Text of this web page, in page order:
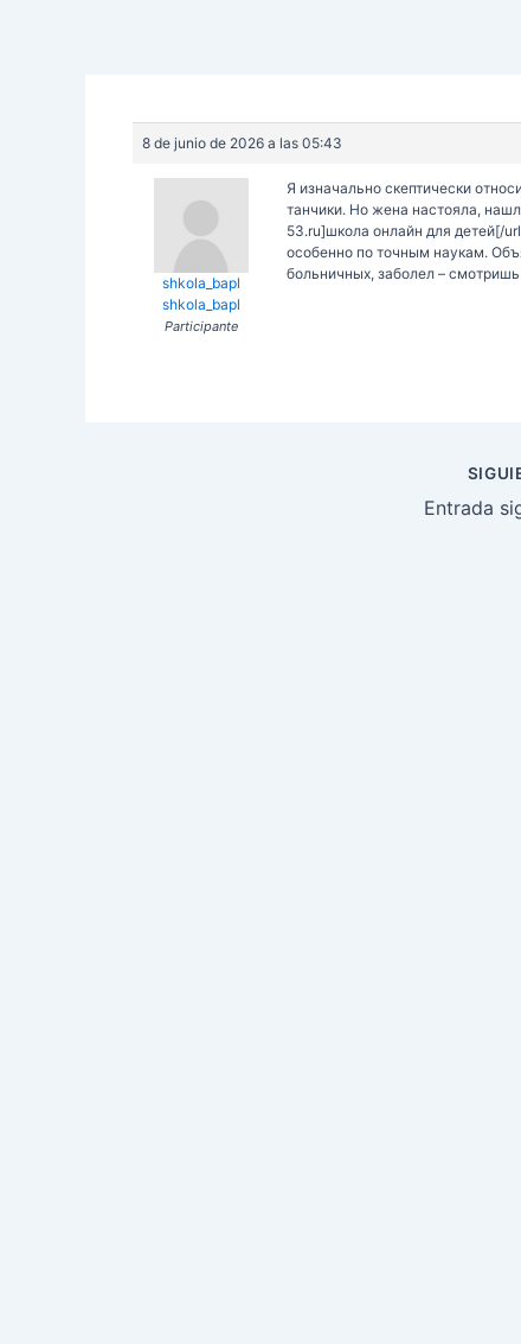
8 de junio de 2026 a las 05:43
shkola_bapl
shkola_bapl
Participante
Я изначально скептически
танчики. Но жена настояла,
53.ru]школа онлайн для детей[/
особенно по точным наукам.
больничных, заболел –
Entrada